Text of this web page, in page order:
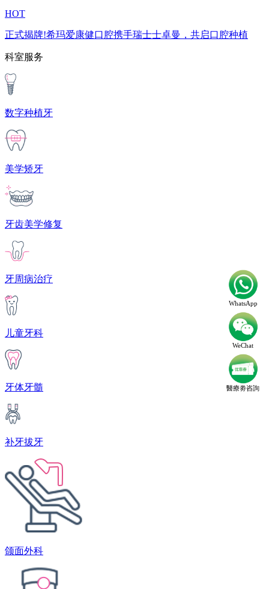
WhatsApp
WeChat
醫療劵咨詢
HOT
正式揭牌!希玛爱康健口腔携手瑞士士卓曼，共启口腔种植
科室服务
数字种植牙
美学矫牙
牙齿美学修复
牙周病治疗
儿童牙科
牙体牙髓
补牙拔牙
颌面外科